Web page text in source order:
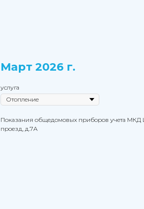
Март 2026 г.
услуга
Показания общедомовых приборов учета
проезд, д.7А